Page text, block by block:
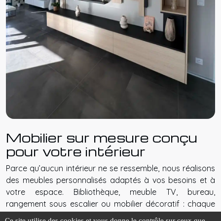
Mobilier sur mesure conçu
pour votre intérieur
Parce qu’aucun intérieur ne se ressemble, nous réalisons
des meubles personnalisés adaptés à vos besoins et à
votre espace. Bibliothèque, meuble TV, bureau,
rangement sous escalier ou mobilier décoratif : chaque
création est fabriquée avec précision dans un esprit